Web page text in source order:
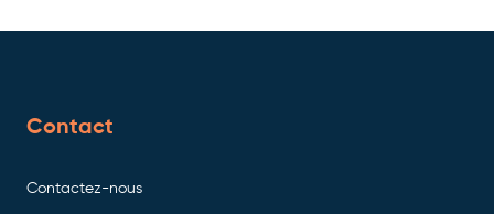
Contact
Contactez-nous